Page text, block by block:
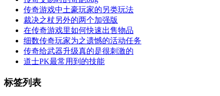
传奇游戏中土豪玩家的另类玩法
裁决之杖另外的两个加强版
在传奇游戏里如何快速出售物品
细数传奇玩家为之遗憾的活动任务
传奇给武器升级真的是很刺激的
道士PK最常用到的技能
标签列表